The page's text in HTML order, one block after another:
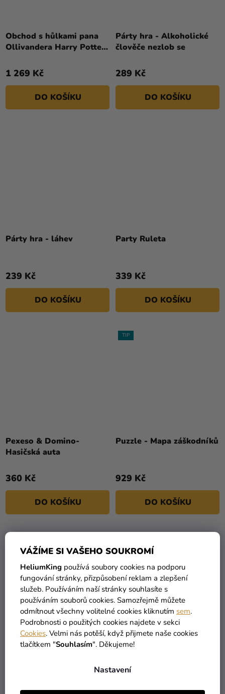
VÁŽÍME SI VAŠEHO SOUKROMÍ
HeliumKing používá soubory cookies na podporu
fungování stránky, přizpůsobení reklam a zlepšení
služeb. Používáním naší stránky souhlasíte s
používáním souborů cookies. Samozřejmě můžete
odmítnout všechny volitelné cookies kliknutím sem.
Podrobnosti o použitých cookies najdete v sekci
Cookies. Velmi nás potěší, když přijmete naše cookies
tlačítkem "Souhlasím". Děkujeme!
Nastavení
Obchod s hůlkami pana
Ollivandera Harry Potter
1 269 Kč
DO KOŠÍKU
Párty hra - Alkoholické
člověče nezlob se
289 Kč
DO KOŠÍKU
Párty hra - láhev
239 Kč
DO KOŠÍKU
Party Ruleta
339 Kč
DO KOŠÍKU
Pexeso & Domino-
Hasičská auta
360 Kč
DO KOŠÍKU
TIP
Puzzle - Mapa záškodníků
929 Kč
DO KOŠÍKU
Puzzle - Mozkomorové v
Puzzle Hra o trůny - The